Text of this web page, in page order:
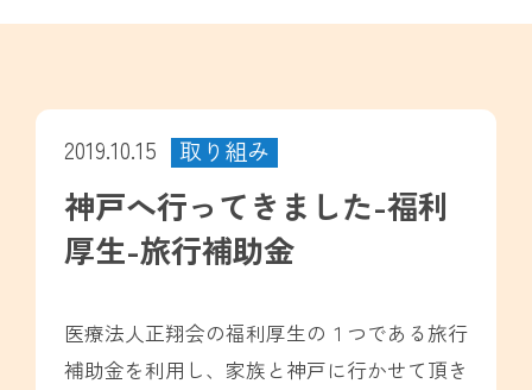
2019.10.15 取り組み
神戸へ行ってきました-福利
厚生-旅行補助金
医療法人正翔会の福利厚生の１つである旅行
補助金を利用し、家族と神戸に行かせて頂き